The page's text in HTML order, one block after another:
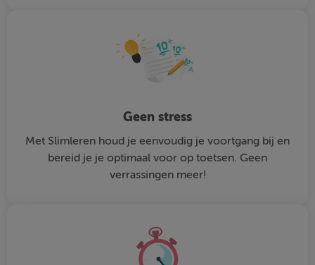
Geen stress
Met Slimleren houd je eenvoudig je voortgang bij en
bereid je je optimaal voor op toetsen. Geen
verrassingen meer!